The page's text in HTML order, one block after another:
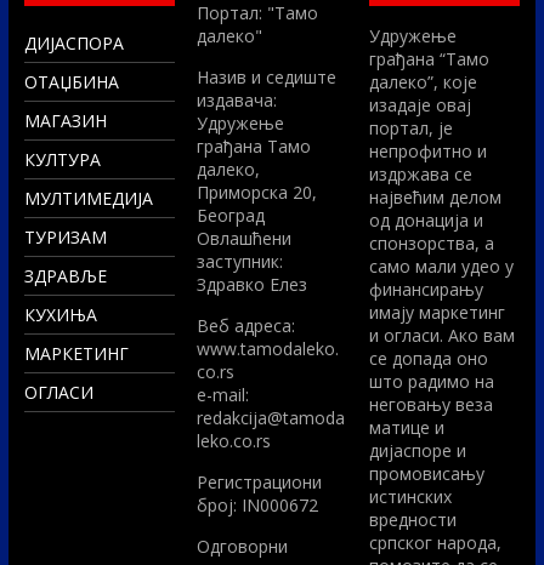
ДИЈАСПОРА
ОТАЏБИНА
МАГАЗИН
КУЛТУРА
МУЛТИМЕДИЈА
ТУРИЗАМ
ЗДРАВЉЕ
КУХИЊА
МАРКЕТИНГ
ОГЛАСИ
Портал: "Тамо
далеко"
Назив и седиште
издавача:
Удружење
грађана Тамо
далеко,
Приморска 20,
Београд
Овлашћени
заступник:
Здравко Елез
Вeб адреса:
www.tamodaleko.
co.rs
e-mail:
redakcija@tamoda
leko.co.rs
Регистрациони
број: IN000672
Одговорни
Удружење
грађана “Тамо
далеко”, које
изадаје овај
портал, је
непрофитно и
издржава се
највећим делом
од донација и
спонзорства, а
само мали удео у
финансирању
имају маркетинг
и огласи. Ако вам
се допада оно
што радимо на
неговању веза
матице и
дијаспоре и
промовисању
истинских
вредности
српског народа,